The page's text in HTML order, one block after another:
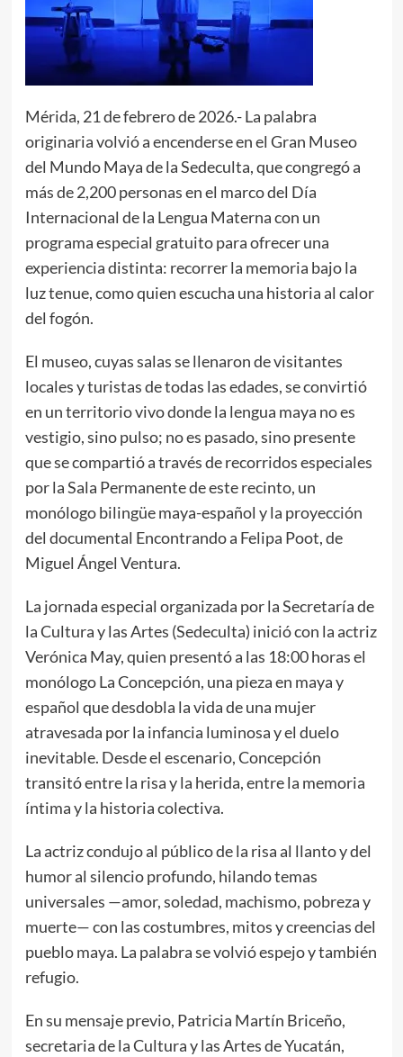
Mérida, 21 de febrero de 2026.- La palabra
originaria volvió a encenderse en el Gran Museo
del Mundo Maya de la Sedeculta, que congregó a
más de 2,200 personas en el marco del Día
Internacional de la Lengua Materna con un
programa especial gratuito para ofrecer una
experiencia distinta: recorrer la memoria bajo la
luz tenue, como quien escucha una historia al calor
del fogón.
El museo, cuyas salas se llenaron de visitantes
locales y turistas de todas las edades, se convirtió
en un territorio vivo donde la lengua maya no es
vestigio, sino pulso; no es pasado, sino presente
que se compartió a través de recorridos especiales
por la Sala Permanente de este recinto, un
monólogo bilingüe maya-español y la proyección
del documental Encontrando a Felipa Poot, de
Miguel Ángel Ventura.
La jornada especial organizada por la Secretaría de
la Cultura y las Artes (Sedeculta) inició con la actriz
Verónica May, quien presentó a las 18:00 horas el
monólogo La Concepción, una pieza en maya y
español que desdobla la vida de una mujer
atravesada por la infancia luminosa y el duelo
inevitable. Desde el escenario, Concepción
transitó entre la risa y la herida, entre la memoria
íntima y la historia colectiva.
La actriz condujo al público de la risa al llanto y del
humor al silencio profundo, hilando temas
universales —amor, soledad, machismo, pobreza y
muerte— con las costumbres, mitos y creencias del
pueblo maya. La palabra se volvió espejo y también
refugio.
En su mensaje previo, Patricia Martín Briceño,
secretaria de la Cultura y las Artes de Yucatán,